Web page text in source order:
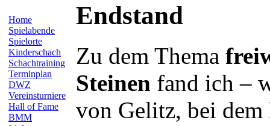
Home
Spielabende
Spielorte
Kinderschach
Schachtraining
Terminplan
DWZ
Vereinsturniere
Hall of Fame
BMM
Endstand
Zu dem Thema
Steinen fand ich –
von Gelitz, bei